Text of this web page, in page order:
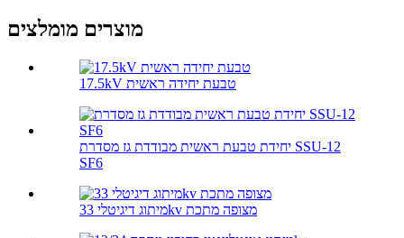
מוצרים מומלצים
17.5kV טבעת יחידה ראשית
יחידת טבעת ראשית מבודדת גז מסדרת SSU-12
SF6
מיתוג דיגיטלי 33kv מצופה מתכת